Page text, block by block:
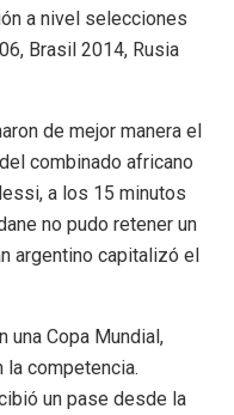
a nivel selecciones
Brasil 2014, Rusia
de mejor manera el
combinado africano
a los 15 minutos
no pudo retener un
argentino capitalizó el
una Copa Mundial,
competencia.
un pase desde la